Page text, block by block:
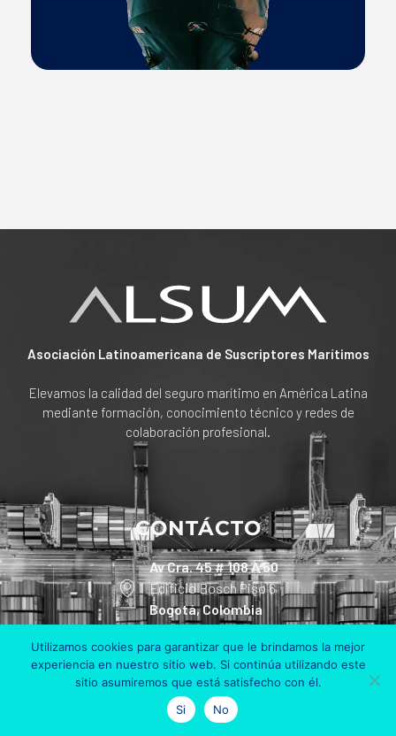
Asociación Latinoamericana de Suscriptores Marítimos
Elevamos la calidad del seguro marítimo en América Latina
mediante formación, conocimiento técnico y redes de
colaboración profesional.
CONTÁCTO
Av Cra. 45 # 108 A 50
Edificio Bosch Piso 6
Bogotá, Colombia
+57 311 801 90 30
info@alsum.co
Utilizamos cookies para garantizar que le brindamos la mejor
experiencia en nuestro sitio web. Si continúa utilizando este
sitio asumiremos que está satisfecho con él.
Si
No